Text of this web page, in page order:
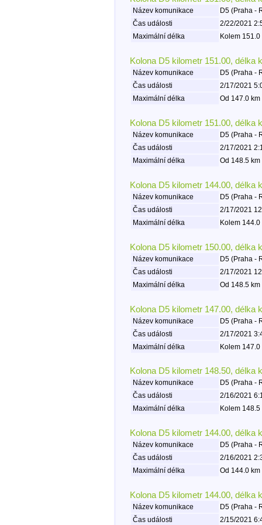
Název komunikace
D5 (Praha -
Čas události
2/22/2021
Maximální délka
Kolem
Kolona D5 kilometr 151.00, délka
Název komunikace
D5 (Praha -
Čas události
2/17/2021
Maximální délka
Od 147.0
Kolona D5 kilometr 151.00, délka
Název komunikace
D5 (Praha -
Čas události
2/17/2021
Maximální délka
Od 148.5
Kolona D5 kilometr 144.00, délka
Název komunikace
D5 (Praha -
Čas události
2/17/2021
Maximální délka
Kolem
Kolona D5 kilometr 150.00, délka
Název komunikace
D5 (Praha -
Čas události
2/17/2021
Maximální délka
Od 148.5
Kolona D5 kilometr 147.00, délka
Název komunikace
D5 (Praha -
Čas události
2/17/2021
Maximální délka
Kolem
Kolona D5 kilometr 148.50, délka
Název komunikace
D5 (Praha -
Čas události
2/16/2021
Maximální délka
Kolem
Kolona D5 kilometr 144.00, délka
Název komunikace
D5 (Praha -
Čas události
2/16/2021
Maximální délka
Od 144.0
Kolona D5 kilometr 144.00, délka
Název komunikace
D5 (Praha -
Čas události
2/15/2021